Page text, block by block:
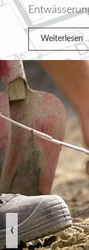
Weiterlesen